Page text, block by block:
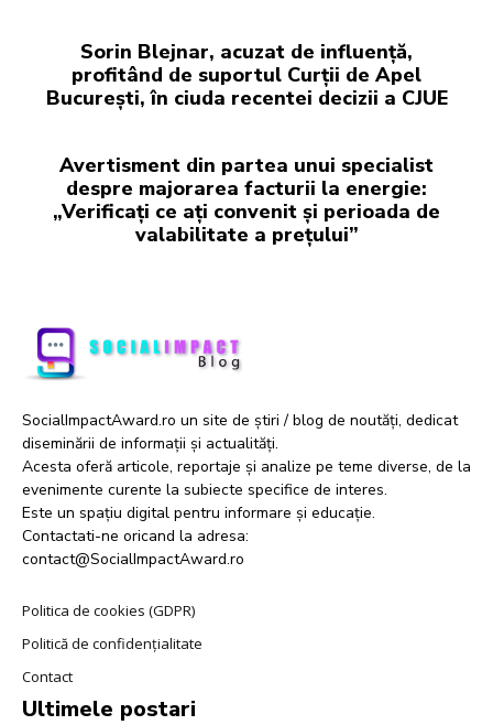
Sorin Blejnar, acuzat de influență,
profitând de suportul Curții de Apel
București, în ciuda recentei decizii a CJUE
Avertisment din partea unui specialist
despre majorarea facturii la energie:
„Verificați ce ați convenit și perioada de
valabilitate a prețului”
SocialImpactAward.ro un site de știri / blog de noutăți, dedicat
diseminării de informații și actualități.
Acesta oferă articole, reportaje și analize pe teme diverse, de la
evenimente curente la subiecte specifice de interes.
Este un spațiu digital pentru informare și educație.
Contactati-ne oricand la adresa:
contact@SocialImpactAward.ro
Politica de cookies (GDPR)
Politică de confidențialitate
Contact
Ultimele postari